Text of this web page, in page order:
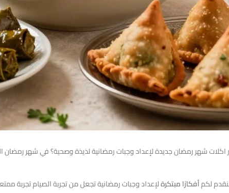
شهر رمضان جديدة لإعداد وجبات رمضانية لذيذة وصحية؟ في شهر رمضان
لكمأفكارًا مبتكرةلإعداد وجبات رمضانية تجعل من تجربة الصيام تجربة